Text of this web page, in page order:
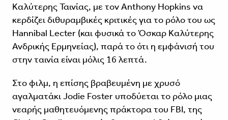
Καλύτερης Ταινίας, με τον Anthony Hopkins να
κερδίζει διθυραμβικές κριτικές για το ρόλο του ως
Hannibal Lecter (και φυσικά το Όσκαρ Καλύτερης
Ανδρικής Ερμηνείας), παρά το ότι η εμφάνισή του
στην ταινία είναι μόλις 16 λεπτά.
Στο φιλμ, η επίσης βραβευμένη με χρυσό
αγαλματάκι Jodie Foster υποδύεται το ρόλο μιας
νεαρής μαθητευόμενης πράκτορα του FBI, της